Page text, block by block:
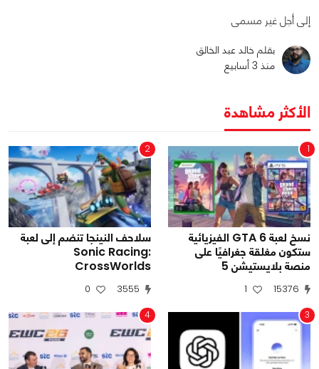
إلى أجل غير مسمى
بقلم خالد عبد الخالق
منذ 3 أسابيع
الأكثر مشاهدة
1
نسخ لعبة GTA 6 الفيزيائية
ستكون مغلقة جغرافيًا على
منصة بلايستيشن 5
15376
1
2
سلاحف النينجا تنضم إلى لعبة
Sonic Racing:
CrossWorlds
3555
0
3
4